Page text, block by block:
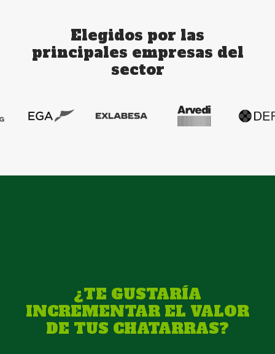
Elegidos por las
principales empresas del
sector
¿TE GUSTARÍA
INCREMENTAR EL VALOR
DE TUS CHATARRAS?